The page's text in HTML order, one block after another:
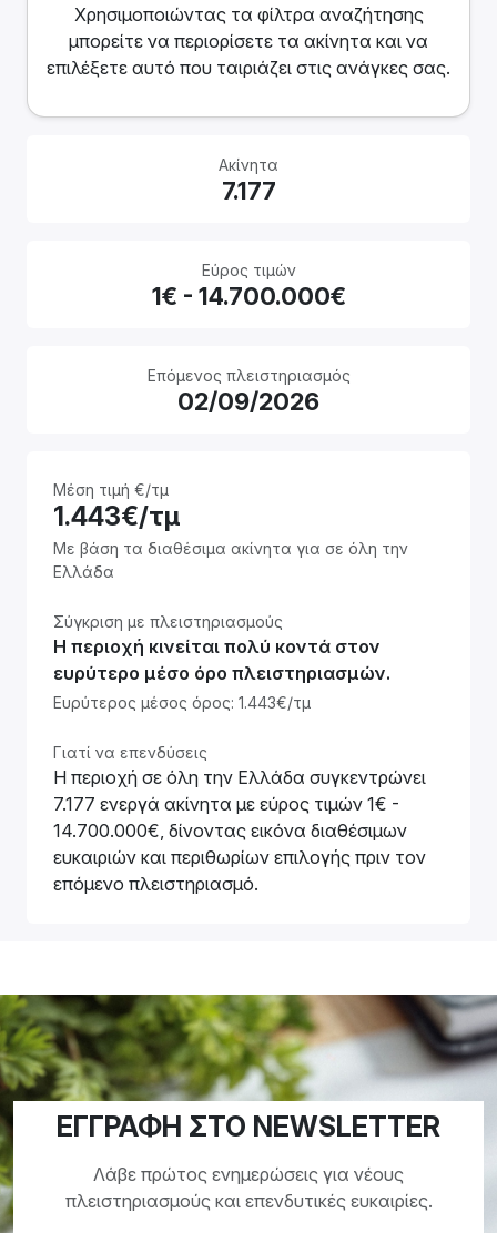
Χρησιμοποιώντας τα φίλτρα αναζήτησης
μπορείτε να περιορίσετε τα ακίνητα και να
επιλέξετε αυτό που ταιριάζει στις ανάγκες σας.
Ακίνητα
7.177
Εύρος τιμών
1€ - 14.700.000€
Επόμενος πλειστηριασμός
02/09/2026
Μέση τιμή €/τμ
1.443€/τμ
Με βάση τα διαθέσιμα ακίνητα για σε όλη την
Ελλάδα
Σύγκριση με πλειστηριασμούς
Η περιοχή κινείται πολύ κοντά στον
ευρύτερο μέσο όρο πλειστηριασμών.
Ευρύτερος μέσος όρος: 1.443€/τμ
Γιατί να επενδύσεις
Η περιοχή σε όλη την Ελλάδα συγκεντρώνει
7.177 ενεργά ακίνητα με εύρος τιμών 1€ -
14.700.000€, δίνοντας εικόνα διαθέσιμων
ευκαιριών και περιθωρίων επιλογής πριν τον
επόμενο πλειστηριασμό.
ΕΓΓΡΑΦΗ ΣΤΟ NEWSLETTER
Λάβε πρώτος ενημερώσεις για νέους
πλειστηριασμούς και επενδυτικές ευκαιρίες.